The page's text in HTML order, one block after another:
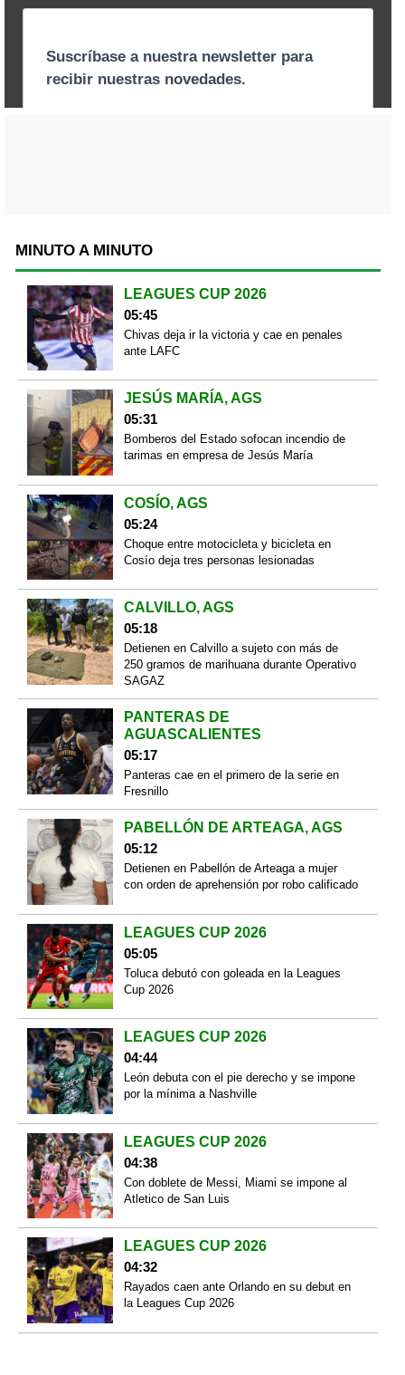
MINUTO A MINUTO
LEAGUES CUP 2026
05:45
Chivas deja ir la victoria y cae en penales
ante LAFC
JESÚS MARÍA, AGS
05:31
Bomberos del Estado sofocan incendio de
tarimas en empresa de Jesús María
COSÍO, AGS
05:24
Choque entre motocicleta y bicicleta en
Cosío deja tres personas lesionadas
CALVILLO, AGS
05:18
Detienen en Calvillo a sujeto con más de
250 gramos de marihuana durante Operativo
SAGAZ
PANTERAS DE
AGUASCALIENTES
05:17
Panteras cae en el primero de la serie en
Fresnillo
PABELLÓN DE ARTEAGA, AGS
05:12
Detienen en Pabellón de Arteaga a mujer
con orden de aprehensión por robo calificado
LEAGUES CUP 2026
05:05
Toluca debutó con goleada en la Leagues
Cup 2026
LEAGUES CUP 2026
04:44
León debuta con el pie derecho y se impone
por la mínima a Nashville
LEAGUES CUP 2026
04:38
Con doblete de Messi, Miami se impone al
Atletico de San Luis
LEAGUES CUP 2026
04:32
Rayados caen ante Orlando en su debut en
la Leagues Cup 2026